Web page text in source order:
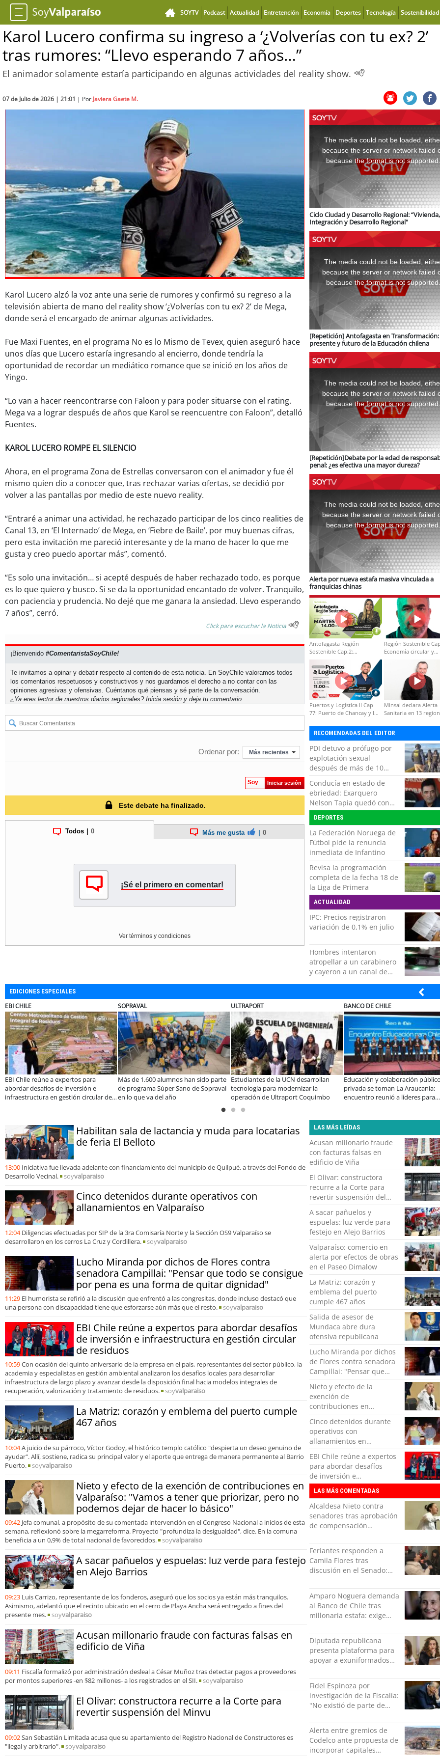
SOYTV Podcast Actualidad Entretención Economía Deportes Tecnología Sostenibilidad
Karol Lucero confirma su ingreso a ‘¿Volverías con tu ex? 2’
tras rumores: “Llevo esperando 7 años…”
El animador solamente estaría participando en algunas actividades del reality show.
07 de Julio de 2026 | 21:01 | Por Javiera Gaete M.
Karol Lucero alzó la voz ante una serie de rumores y confirmó su regreso a la
televisión abierta de mano del reality show ‘¿Volverías con tu ex? 2’ de Mega,
donde será el encargado de animar algunas actividades.
Fue Maxi Fuentes, en el programa No es lo Mismo de Tevex, quien aseguró hace
unos días que Lucero estaría ingresando al encierro, donde tendría la
oportunidad de recordar un mediático romance que se inició en los años de
Yingo.
“Lo van a hacer reencontrarse con Faloon y para poder situarse con el rating.
Mega va a lograr después de años que Karol se reencuentre con Faloon”, detalló
Fuentes.
KAROL LUCERO ROMPE EL SILENCIO
Ahora, en el programa Zona de Estrellas conversaron con el animador y fue él
mismo quien dio a conocer que, tras rechazar varias ofertas, se decidió por
volver a las pantallas por medio de este nuevo reality.
“Entraré a animar una actividad, he rechazado participar de los cinco realities de
Canal 13, en ‘El Internado’ de Mega, en ‘Fiebre de Baile’, por muy buenas cifras,
pero esta invitación me pareció interesante y de la mano de hacer lo que me
gusta y creo puedo aportar más”, comentó.
“Es solo una invitación… si acepté después de haber rechazado todo, es porque
es lo que quiero y busco. Si se da la oportunidad encantado de volver. Tranquilo,
con paciencia y prudencia. No dejé que me ganara la ansiedad. Llevo esperando
7 años”, cerró.
Click para escuchar la Noticia
¡Bienvenido #ComentaristaSoyChile!
Te invitamos a opinar y debatir respecto al contenido de esta noticia. En SoyChile valoramos todos
los comentarios respetuosos y constructivos y nos guardamos el derecho a no contar con las
opiniones agresivas y ofensivas. Cuéntanos qué piensas y sé parte de la conversación.
¿Ya eres lector de nuestros diarios regionales? Inicia sesión y deja tu comentario.
Ordenar por: Más recientes
Soy Iniciar sesión
Este debate ha finalizado.
Todos 0 Más me gusta 0
¡Sé el primero en comentar!
Ver términos y condiciones
window.
The media could not be loaded,
because the server or network failed
because the format is not supported.
Ciclo Ciudad y Desarrollo Regional: “Vivienda,
Integración y Desarrollo Regional"
window.
The media could not be loaded,
because the server or network failed
because the format is not supported.
[Repetición] Antofagasta en Transformación:
presente y futuro de la Educación chilena
window.
The media could not be loaded,
because the server or network failed
because the format is not supported.
[Repetición]Debate por la edad de
penal: ¿es efectiva una mayor dureza?
window.
The media could not be loaded,
because the server or network failed
because the format is not supported.
Alerta por nueva estafa masiva vinculada a
franquicias chinas
Antofagasta Región
Sostenible Cap.2:
Educación ambiental y
formación de capacidades
técnicas
Región Sostenible
Economía circular y
Puertos y Logística II Cap
77: Puerto de Chancay y la
Minsal declara Alerta
Sanitaria en 13
RECOMENDADAS DEL EDITOR
PDI detuvo a prófugo por
explotación sexual
después de más de 10
horas de navegación en la
zona austral
Conducía en estado de
ebriedad: Exarquero
Nelson Tapia quedó con
lesiones graves tras
accidente vehicular
DEPORTES
La Federación Noruega de
Fútbol pide la renuncia
inmediata de Infantino
Revisa la programación
completa de la fecha 18 de
la Liga de Primera
ACTUALIDAD
IPC: Precios registraron
variación de 0,1% en julio
Hombres intentaron
atropellar a un carabinero
y cayeron a un canal de
EDICIONES ESPECIALES
EBI CHILE
EBI Chile reúne a expertos para
abordar desafíos de inversión e
infraestructura en gestión circular de
SOPRAVAL
Más de 1.600 alumnos han sido parte
de programa Súper Sano de Sopraval
en lo que va del año
ULTRAPORT
Estudiantes de la UCN desarrollan
tecnología para modernizar la
operación de Ultraport Coquimbo
BANCO DE CHILE
Educación y colaboración
privada se toman La Araucanía:
encuentro reunió a líderes para
Habilitan sala de lactancia y muda para locatarias
de feria El Belloto
13:00 Iniciativa fue llevada adelante con financiamiento del municipio de Quilpué, a través del Fondo de
Desarrollo Vecinal.
soyvalparaiso
Cinco detenidos durante operativos con
allanamientos en Valparaíso
12:04 Diligencias efectuadas por SIP de la 3ra Comisaría Norte y la Sección OS9 Valparaíso se
desarrollaron en los cerros La Cruz y Cordillera.
soyvalparaiso
Lucho Miranda por dichos de Flores contra
senadora Campillai: "Pensar que todo se consigue
por pena es una forma de quitar dignidad"
11:29 El humorista se refirió a la discusión que enfrentó a las congresitas, donde incluso destacó que
una persona con discapacidad tiene que esforzarse aún más que el resto.
soyvalparaiso
EBI Chile reúne a expertos para abordar desafíos
de inversión e infraestructura en gestión circular
de residuos
10:59Con ocasión del quinto aniversario de la empresa en el país, representantes del sector público, la
academia y especialistas en gestión ambiental analizaron los desafíos locales para desarrollar
infraestructura de largo plazo y avanzar desde la disposición final hacia modelos integrales de
recuperación, valorización y tratamiento de residuos.
soyvalparaiso
La Matriz: corazón y emblema del puerto cumple
467 años
10:04A juicio de su párroco, Víctor Godoy, el histórico templo católico "despierta un deseo genuino de
ayudar". Allí, sostiene, radica su principal valor y el aporte que entrega de manera permanente al Barrio
Puerto.
soyvalparaiso
Nieto y efecto de la exención de contribuciones en
Valparaíso: "Vamos a tener que priorizar, pero no
podemos dejar de hacer lo básico"
09:42 Jefa comunal, a propósito de su comentada intervención en el Congreso Nacional a inicios de esta
semana, reflexionó sobre la megarreforma. Proyecto "profundiza la desigualdad", dice. En la comuna
beneficia a un 0,9% de total nacional de favorecidos.
soyvalparaiso
A sacar pañuelos y espuelas: luz verde para festejo
en Alejo Barrios
09:23 Luis Carrizo, representante de los fonderos, aseguró que los socios ya están más tranquilos.
Asimismo, adelantó que el recinto ubicado en el cerro de Playa Ancha será entregado a fines del
presente mes.
soyvalparaiso
Acusan millonario fraude con facturas falsas en
edificio de Viña
09:11 Fiscalía formalizó por administración desleal a César Muñoz tras detectar pagos a proveedores
por montos superiores -en $82 millones- a los registrados en el SII.
soyvalparaiso
El Olivar: constructora recurre a la Corte para
revertir suspensión del Minvu
09:02San Sebastián Limitada acusa que su apartamiento del Registro Nacional de Constructores es
"ilegal y arbitrario".
soyvalparaiso
LAS MÁS LEÍDAS
Acusan millonario fraude
con facturas falsas en
edificio de Viña
El Olivar: constructora
recurre a la Corte para
revertir suspensión del
Minvu
A sacar pañuelos y
espuelas: luz verde para
festejo en Alejo Barrios
Valparaíso: comercio en
alerta por efectos de obras
en el Paseo Dimalow
La Matriz: corazón y
emblema del puerto
cumple 467 años
Salida de asesor de
Mundaca abre dura
ofensiva republicana
Lucho Miranda por dichos
de Flores contra senadora
Campillai: "Pensar que
todo se consigue por pena
es una forma de quitar
dignidad"
Nieto y efecto de la
exención de
contribuciones en
Valparaíso: "Vamos a tener
que priorizar, pero no
podemos dejar de hacer lo
básico"
Cinco detenidos durante
operativos con
allanamientos en
Valparaíso
EBI Chile reúne a expertos
para abordar desafíos
de inversión e
infraestructura en gestión
circular de residuos
LAS MÁS COMENTADAS
Alcaldesa Nieto contra
senadores tras aprobación
de compensación
indolente"
Feriantes responden a
Camila Flores tras
discusión en el Senado:
orgullo”
Amparo Noguera demanda
al Banco de Chile tras
millonaria estafa: exige
Diputada republicana
presenta plataforma para
apoyar a exuniformados
social
Fidel Espinoza por
investigación de la Fiscalía:
"No existió de parte de
violencia física ni verbal"
Alerta entre gremios de
Codelco ante propuesta de
incorporar capitales